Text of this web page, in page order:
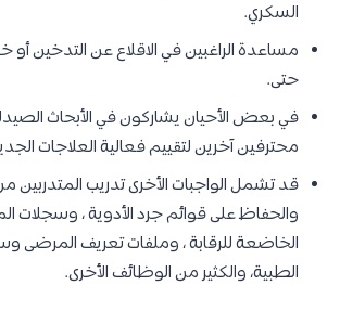
السكري.
مساعدة الراغبين في الاقلاع عن
حتى.
في بعض الأحيان يشاركون في الأبحاث
محترفين آخرين لتقييم فعالية العلاجات
قد تشمل الواجبات الأخرى تدريب
والحفاظ على قوائم جرد الأدوية ، وسجلات
الخاضعة للرقابة ، وملفات تعريف المرضى
الطبية، والكثير من الوظائف الأخرى.